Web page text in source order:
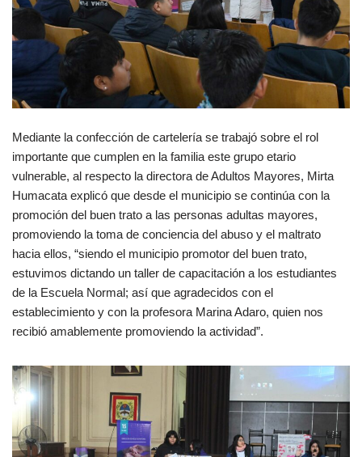
Mediante la confección de cartelería se trabajó sobre el rol
importante que cumplen en la familia este grupo etario
vulnerable, al respecto la directora de Adultos Mayores, Mirta
Humacata explicó que desde el municipio se continúa con la
promoción del buen trato a las personas adultas mayores,
promoviendo la toma de conciencia del abuso y el maltrato
hacia ellos, “siendo el municipio promotor del buen trato,
estuvimos dictando un taller de capacitación a los estudiantes
de la Escuela Normal; así que agradecidos con el
establecimiento y con la profesora Marina Adaro, quien nos
recibió amablemente promoviendo la actividad”.